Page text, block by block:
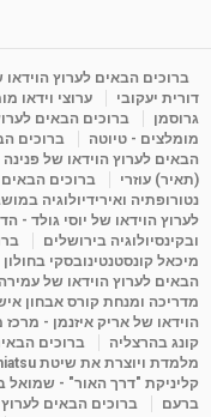
מדיטציה בדמיון מודרך -
מאת admin 11 שנים 3,644 צפיות
פנינה מתוק - מרכז
מדיטציה-התחדשות
Shahar-vod
ברוכים הבאים לערוץ הוידאו
דורית יעקובי
ערוצי וידאו
גרוסמן
ברוכים הבאים
מומלצים - טיוטה
ברוכים
הבאים לערוץ הוידאו של
(תאיר) עוזרי
ברוכים הבאים
נטורופתיה ואירידיולוגיה
לערוץ הוידאו של יוסי גולד -
ובקינסיולוגיה בירושלים
מיכאל קונסטנטינובסקי
הבאים לערוץ הוידאו של
מדריכה ומנחת קורס אבחון
הוידאו של אריק איזנמן -
קונג בהרצליה
ברוכים
מלמדת ויוצרת את שיטת Iro Shiatsu
קליניקת "דרך האור" - שמואל
ברעם
ברוכים הבאים